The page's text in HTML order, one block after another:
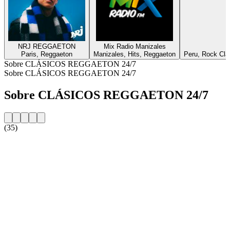
NRJ REGGAETON
Paris, Reggaeton
Mix Radio Manizales
Manizales, Hits, Reggaeton
Peru, Rock
Sobre CLÁSICOS REGGAETON 24/7
Sobre CLÁSICOS REGGAETON 24/7
Sobre CLÁSICOS REGGAETON 24/7
(35)